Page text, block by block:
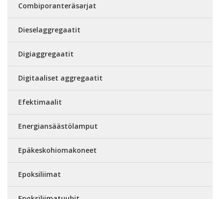
Combiporanteräsarjat
Dieselaggregaatit
Digiaggregaatit
Digitaaliset aggregaatit
Efektimaalit
Energiansäästölamput
Epäkeskohiomakoneet
Epoksiliimat